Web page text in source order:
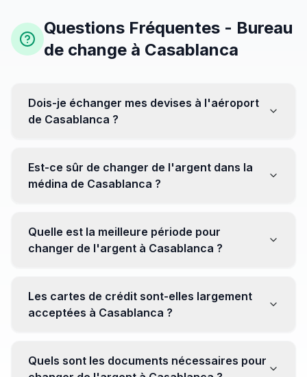
Questions Fréquentes - Bureau
de change à Casablanca
Dois-je échanger mes devises à l'aéroport
de Casablanca ?
être moins avantageux. Orientez-vous plutôt vers les
bureaux de change en ville pour obtenir de meilleurs
Est-ce sûr de changer de l'argent dans la
médina de Casablanca ?
établissements réputés pour éviter les surprises.
Quelle est la meilleure période pour
changer de l'argent à Casablanca ?
soyez attentif aux fluctuations pour maximiser la valeur
de vos devises.
Les cartes de crédit sont-elles largement
acceptées à Casablanca ?
Cependant, avoir un peu de monnaie locale peut être
Quels sont les documents nécessaires pour